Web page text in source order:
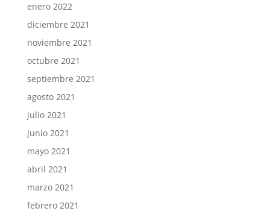
enero 2022
diciembre 2021
noviembre 2021
octubre 2021
septiembre 2021
agosto 2021
julio 2021
junio 2021
mayo 2021
abril 2021
marzo 2021
febrero 2021